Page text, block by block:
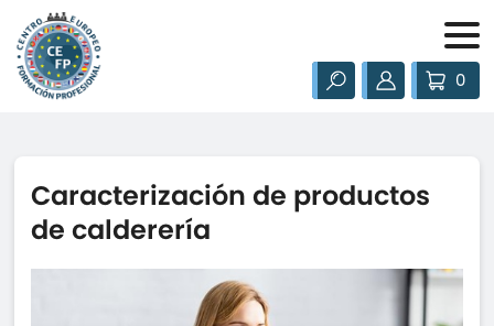
0
Caracterización de productos
de calderería